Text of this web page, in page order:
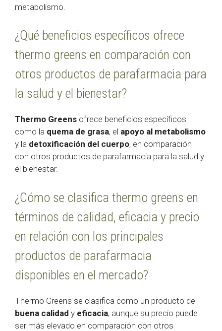
metabolismo.
¿Qué beneficios específicos ofrece
thermo greens en comparación con
otros productos de parafarmacia para
la salud y el bienestar?
Thermo Greens ofrece beneficios específicos
como la quema de grasa, el apoyo al metabolismo
y la detoxificación del cuerpo, en comparación
con otros productos de parafarmacia para la salud y
el bienestar.
¿Cómo se clasifica thermo greens en
términos de calidad, eficacia y precio
en relación con los principales
productos de parafarmacia
disponibles en el mercado?
Thermo Greens se clasifica como un producto de
buena calidad y eficacia, aunque su precio puede
ser más elevado en comparación con otros